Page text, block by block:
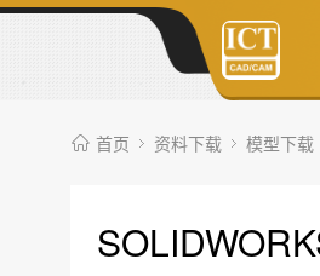
首页 资料下载 模型下载